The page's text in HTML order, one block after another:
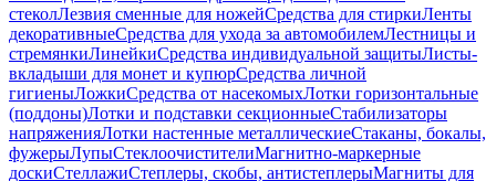
стеколЛезвия сменные для ножейСредства для стиркиЛенты
декоративныеСредства для ухода за автомобилемЛестницы и
стремянкиЛинейкиСредства индивидуальной защитыЛисты-
вкладыши для монет и купюрСредства личной
гигиеныЛожкиСредства от насекомыхЛотки горизонтальные
(поддоны)Лотки и подставки секционныеСтабилизаторы
напряженияЛотки настенные металлическиеСтаканы, бокалы,
фужерыЛупыСтеклоочистителиМагнитно-маркерные
доскиСтеллажиСтеплеры, скобы, антистеплерыМагниты для